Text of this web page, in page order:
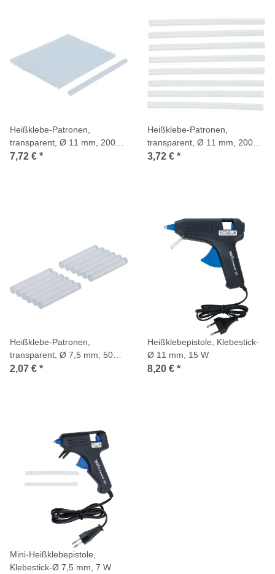
Heißklebe-Patronen,
transparent, Ø 11 mm, 200
mm, 16-tlg.
7,72 € *
Heißklebe-Patronen,
transparent, Ø 11 mm, 200
mm, 8-tlg.
3,72 € *
Heißklebe-Patronen,
transparent, Ø 7,5 mm, 50
mm, 12-tlg.
2,07 € *
Heißklebepistole, Klebestick-
Ø 11 mm, 15 W
8,20 € *
Mini-Heißklebepistole,
Klebestick-Ø 7,5 mm, 7 W